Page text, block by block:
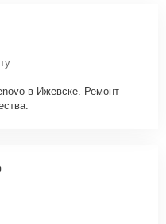
в Ижевске. Ремонт